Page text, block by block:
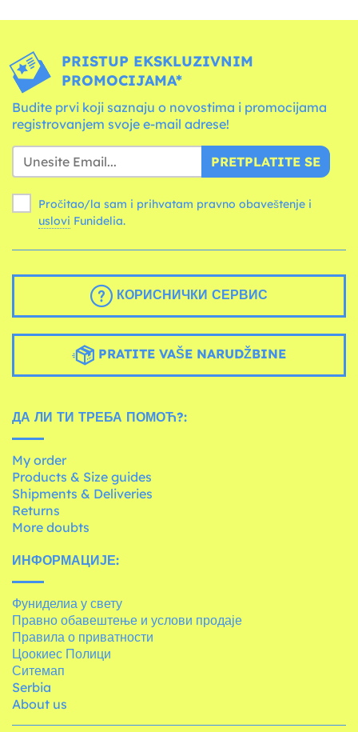
PRISTUP EKSKLUZIVNIM
PROMOCIJAMA*
Budite prvi koji saznaju o novostima i promocijama
registrovanjem svoje e-mail adrese!
PRETPLATITE SE
Pročitao/la sam i prihvatam pravno obaveštenje i
uslovi Funidelia.
КОРИСНИЧКИ СЕРВИС
PRATITE VAŠE NARUDŽBINE
ДА ЛИ ТИ ТРЕБА ПОМОЋ?:
My order
Products & Size guides
Shipments & Deliveries
Returns
More doubts
ИНФОРМАЦИЈЕ:
Фуниделиа у свету
Правно обавештење и услови продаје
Правила о приватности
Цоокиес Полици
Ситемап
Serbia
About us